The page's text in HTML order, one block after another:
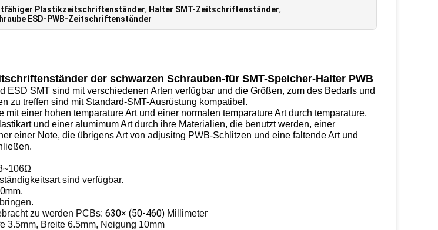
Plastikzeitschriftenständer, Halter SMT-Zeitschriftenständer,
ESD-PWB-Zeitschriftenständer
der schwarzen Schrauben-für SMT-Speicher-Halter PWB
ESD SMT sind mit verschiedenen Arten verfügbar und die Größen, zum des Bedarfs und
zu treffen sind mit Standard-SMT-Ausrüstung kompatibel.
mit einer hohen temparature Art und einer normalen temparature Art durch temparature,
und einer alumimum Art durch ihre Materialien, die benutzt werden, einer
einer Note, die übrigens Art von adjusitng PWB-Schlitzen und eine faltende Art und
sind verfügbar.
.
zu werden PCBs: 630× (50-460) Millimeter
3.5mm, Breite 6.5mm, Neigung 10mm